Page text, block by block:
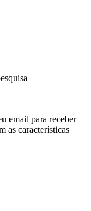
email para receber
as características